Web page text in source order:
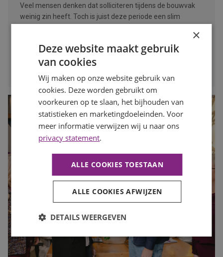
Veel mensen denken dat solliciteren tijdens de bouwvak
weinig zin heeft. Toch is juist deze periode een slim
LEES MEER
×
Deze website maakt gebruik
van cookies
Wij maken op onze website gebruik van
cookies. Deze worden gebruikt om
voorkeuren op te slaan, het bijhouden van
statistieken en marketingdoeleinden. Voor
meer informatie verwijzen wij u naar ons
privacy statement.
ALLE COOKIES TOESTAAN
ALLE COOKIES AFWIJZEN
DETAILS WEERGEVEN